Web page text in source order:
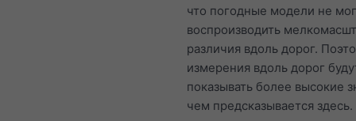
что погодные модели не
воспроизводить
различия вдоль дорог.
измерения вдоль дорог
показывать более высокие
чем предсказывается здесь.